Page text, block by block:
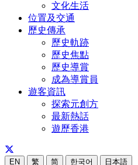
文化生活
位置及交通
歷史傳承
歷史軌跡
歷史焦點
歷史導賞
成為導賞員
遊客資訊
探索元創方
最新熱話
遊歷香港
EN 繁 简 한국어 日本語